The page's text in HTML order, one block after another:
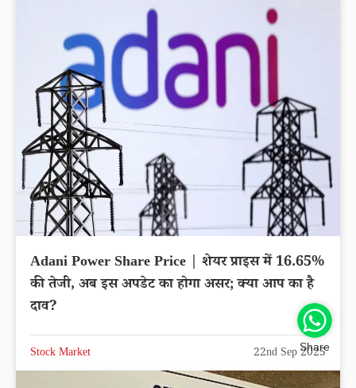
Adani Power Share Price | शेयर प्राइस में 16.65%
की तेजी, अब इस अपडेट का होगा असर; क्या आप का है
दाव?
Stock Market 22nd Sep 2025
Share